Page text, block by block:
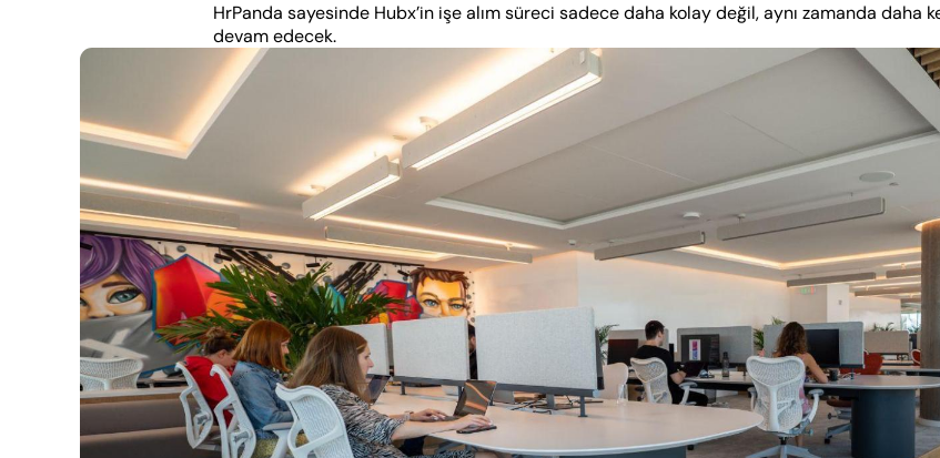
HrPanda sayesinde Hubx’in işe alım süreci sadece daha kolay değil, aynı zamanda daha
devam edecek.